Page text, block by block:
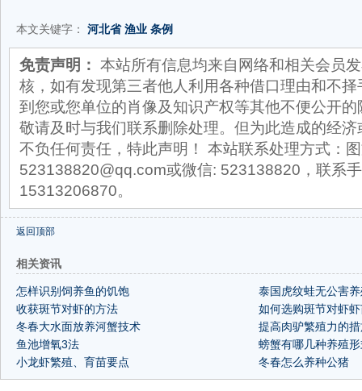
本文关键字： 河北省 渔业 条例
免责声明： 本站所有信息均来自网络和相关会员
核，如有发现第三者他人利用各种借口理由和不
到您或您单位的肖像及知识产权等其他不便公开
敬请及时与我们联系删除处理。但为此造成的经
不负任何责任，特此声明！ 本站联系处理方式：
523138820@qq.com或微信: 523138820，联系
15313206870。
返回顶部
相关资讯
怎样识别饲养鱼的饥饱
泰国虎纹蛙无公害
收获斑节对虾的方法
如何选购斑节对虾
冬春大水面放养河蟹技术
提高肉驴繁殖力的
鱼池增氧3法
螃蟹有哪几种养殖
小龙虾繁殖、育苗要点
冬春怎么养种公猪